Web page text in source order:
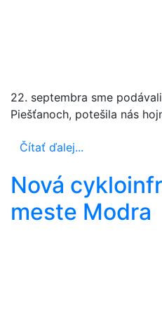
22. septembra sme
Piešťanoch, potešila nás
Čítať ďalej...
Nová
meste Modra